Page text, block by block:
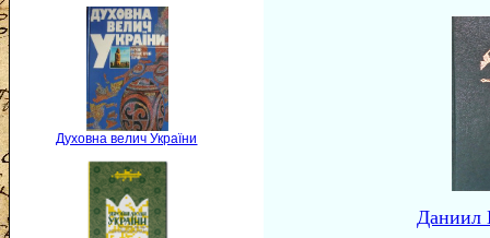
Духовна велич України
Даниил